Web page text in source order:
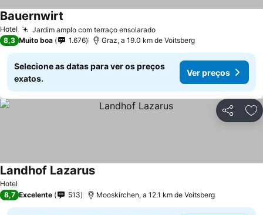
Hotel Jardim amplo com terraço ensolarado
Bauernwirt
8,3 Muito boa 1.676 Graz, a 19.0 km de Voitsberg
Selecione as datas para ver os preços
exatos.
Ver preços
Partilhar
Hotel
Landhof Lazarus
8,7 Excelente 513 Mooskirchen, a 12.1 km de Voitsberg